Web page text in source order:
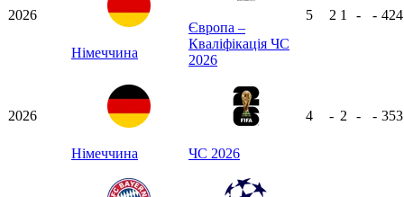
2026
Німеччина
Європа –
Кваліфікація ЧС
2026
5 2 1 - -
2026
Німеччина ЧС 2026
4 - 2 - -